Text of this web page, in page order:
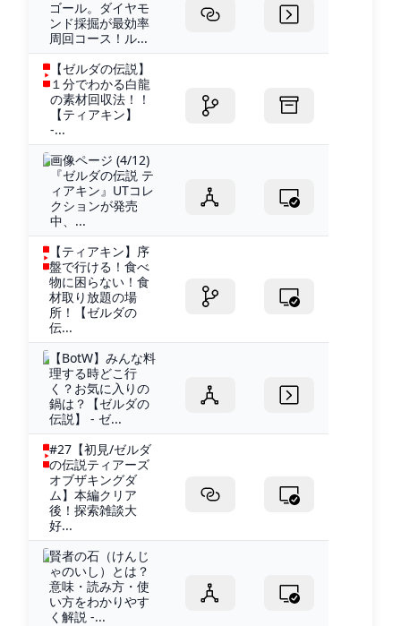
ゴール。ダイヤモ
ンド採掘が最効率
周回コース！ル...
【ゼルダの伝説】
１分でわかる白龍
の素材回収法！！
【ティアキン】
-...
画像ページ (4/12)
『ゼルダの伝説 テ
ィアキン』UTコレ
クションが発売
中、...
【ティアキン】序
盤で行ける！食べ
物に困らない！食
材取り放題の場
所！【ゼルダの
伝...
【BotW】みんな料
理する時どこ行
く？お気に入りの
鍋は？【ゼルダの
伝説】 - ゼ...
#27【初見/ゼルダ
の伝説ティアーズ
オブザキングダ
ム】本編クリア
後！探索雑談大
好...
賢者の石（けんじ
ゃのいし）とは？
意味・読み方・使
い方をわかりやす
く解説 -...